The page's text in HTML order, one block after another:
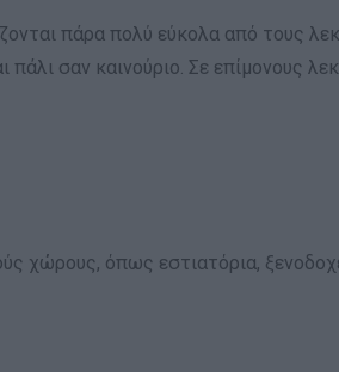
πάρα πολύ εύκολα από τους
πάλι σαν καινούριο. Σε επίμονους
χώρους, όπως εστιατόρια,